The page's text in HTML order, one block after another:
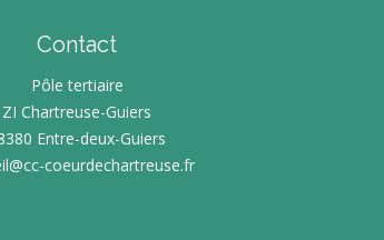
Contact
Pôle tertiaire
ZI Chartreuse-Guiers
Entre-deux-Guiers
coeurdechartreuse.fr